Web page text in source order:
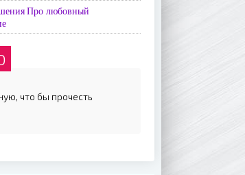
Про любовный
что бы прочесть